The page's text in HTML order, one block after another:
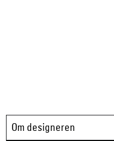
Om designeren